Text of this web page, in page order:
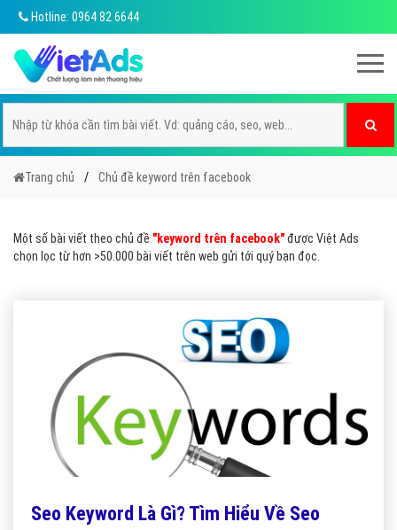
Hotline: 0964 82 6644
Trang chủ Chủ đề keyword trên facebook
Một số bài viết theo chủ đề "keyword trên facebook"được Việt Ads
chọn lọc từ hơn >50.000 bài viết trên web gửi tới quý bạn đọc.
Seo Keyword Là Gì? Tìm Hiểu Về Seo